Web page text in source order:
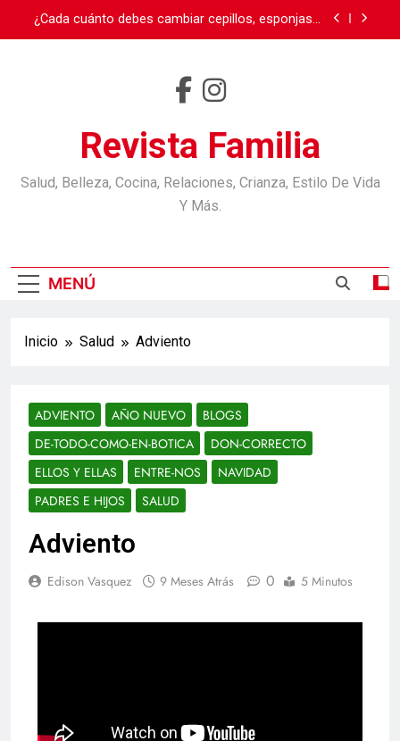
otros objetos? Casi nadie los reemplaza cuando
debe
Carnaval en Ecuador
otros objetos? Casi nadie los reemplaza cuando
Burnout: cuando el cansancio va más allá del
Revista Familia
Salud, Belleza, Cocina, Relaciones, Crianza, Estilo De Vida
Y Más.
MENÚ
Inicio Salud Adviento
ADVIENTO AÑO NUEVO
BLOGS
DE-TODO-COMO-EN-BOTICA
DON-CORRECTO
ELLOS Y ELLAS
ENTRE-NOS
NAVIDAD
PADRES E HIJOS
SALUD
Adviento
Edison Vasquez 9 Meses Atrás 0 5 Minutos